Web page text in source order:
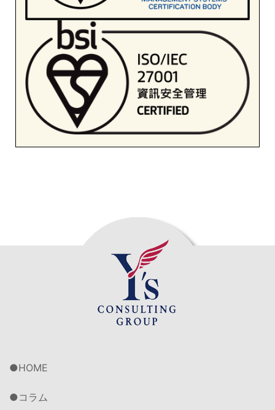
HOME
コラム